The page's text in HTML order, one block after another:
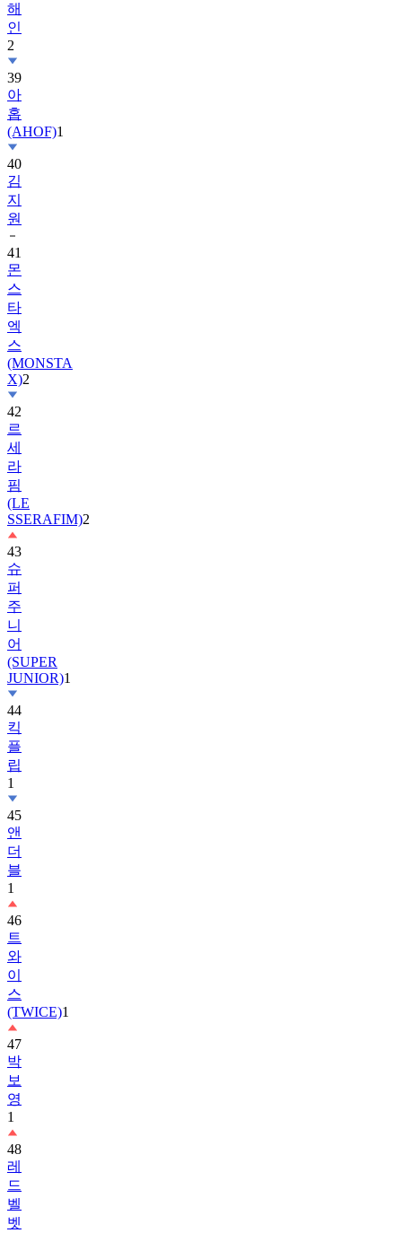
2
39
아
홉
(AHOF)
40
김
지
원
41
몬
스
타
엑
스
(MONSTA
X)
42
르
세
라
핌
(LE
SSERAFIM)
43
슈
퍼
주
니
어
(SUPER
JUNIOR)
44
킥
플
립
1
45
앤
더
블
1
46
트
와
이
스
(TWICE)
47
박
보
영
1
48
레
드
벨
벳
(Red
Velvet)